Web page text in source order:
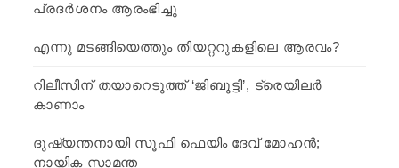
പ്രദര്‍ശനം ആരംഭിച്ചു
എന്നു മടങ്ങിയെത്തും തിയറ്ററുകളിലെ ആരവം?
റിലീസിന് തയാറെടുത്ത് ‘ജിബൂട്ടി’, ട്രെയിലര്‍
കാണാം
ദുഷ്യന്തനായി സൂഫി ഫെയിം ദേവ് മോഹന്‍;
നായിക സാമന്ത